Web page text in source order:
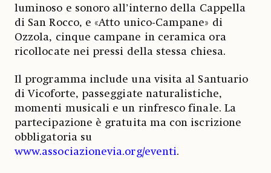
luminoso e sonoro all’interno della Cappella
di San Rocco, e «Atto unico-Campane» di
Ozzola, cinque campane in ceramica ora
ricollocate nei pressi della stessa chiesa.
Il programma include una visita al Santuario
di Vicoforte, passeggiate naturalistiche,
momenti musicali e un rinfresco finale. La
partecipazione è gratuita ma con iscrizione
obbligatoria su
www.associazionevia.org/eventi.